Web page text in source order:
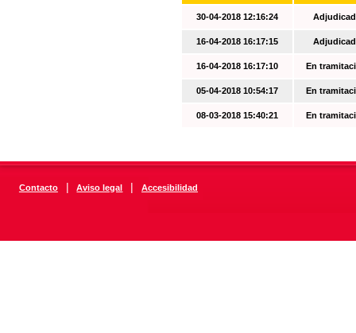
30-04-2018 12:16:24
16-04-2018 16:17:15
16-04-2018 16:17:10 En
05-04-2018 10:54:17 En
08-03-2018 15:40:21 En
Contacto | Aviso legal | Accesibilidad